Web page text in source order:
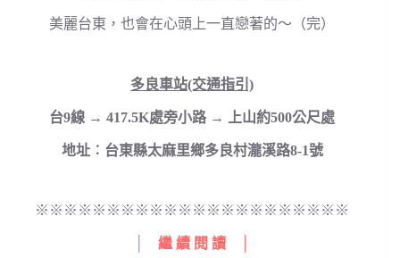
美麗台東，也會在心頭上一直戀著的～（完）
多良車站(交通指引)
台9線 → 417.5K處旁小路 → 上山約500公尺處
地址︰台東縣太麻里鄉多良村瀧溪路8-1號
※※※※※※※※※※※※※※※※※※※※※※
│ 繼 續 閱 讀 │